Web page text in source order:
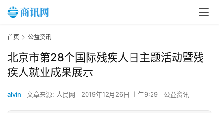
首页 公益资讯
北京市第28个国际残疾人日主题活动暨残
疾人就业成果展示
alvin 文章来源: 人民网 2019年12月26日 上午9:29 公益资讯